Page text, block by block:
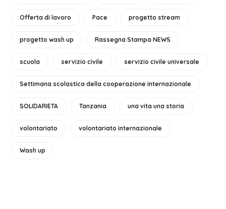
Offerta di lavoro Pace progetto stream
progetto wash up Rassegna Stampa NEWS
scuola servizio civile servizio civile universale
Settimana scolastica della cooperazione internazionale
SOLIDARIETA Tanzania una vita una storia
volontariato volontariato internazionale
Wash up